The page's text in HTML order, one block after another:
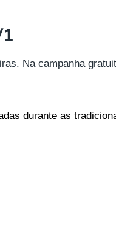
Na campanha
durante as